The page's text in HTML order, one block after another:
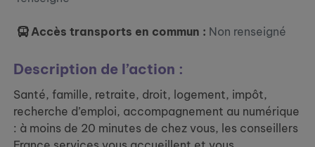
Accès transports en commun : Non renseigné
Description de l’action :
Santé, famille, retraite, droit, logement, impôt,
recherche d’emploi, accompagnement au numérique
: à moins de 20 minutes de chez vous, les conseillers